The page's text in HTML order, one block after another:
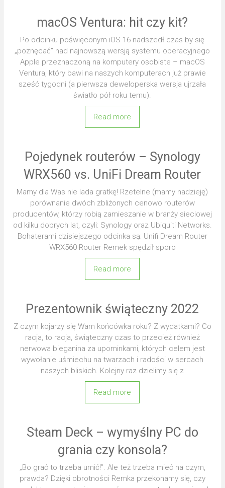
macOS Ventura: hit czy kit?
Po odcinku poświęconym iOS 16 nadszedł czas by się
„poznęcać” nad najnowszą wersją systemu operacyjnego
Apple przeznaczoną na komputery osobiste – macOS
Ventura, który bawi na naszych komputerach już prawie
sześć tygodni (a pierwsza deweloperska wersja ujrzała
światło pół roku temu).
Read more
Pojedynek routerów – Synology
WRX560 vs. UniFi Dream Router
Mamy dla Was nie lada gratkę! Rzetelne (mamy nadzieję)
porównanie dwóch zbliżonych cenowo routerów
producentów, którzy robią zamieszanie w branży sieciowej
od kilku dobrych lat, czyli: Synology oraz Ubiquiti Networks.
Bohaterami dzisiejszego odcinka są: Unifi Dream Router
WRX560 Router Remek spędził sporo
Read more
Prezentownik świąteczny 2022
Z czym kojarzy się Wam końcówka roku? Z wydatkami? Co
racja, to racja, świąteczny czas to przecież również
nerwowa bieganina za upominkami, których celem jest
wywołanie uśmiechu na twarzach i radości w sercach
naszych bliskich. Kolejny raz dzielimy się z
Read more
Steam Deck – wymyślny PC do
grania czy konsola?
„Bo grać to trzeba umić!”. Ale też trzeba mieć na czym,
prawda? Dzięki obrotności Remka przekonamy się, czy